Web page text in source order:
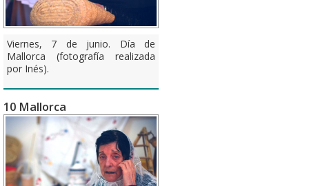
Viernes, 7 de junio. Día de
Mallorca (fotografía realizada
por Inés).
10 Mallorca